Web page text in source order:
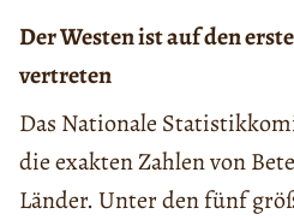
Der Westen ist auf den
vertreten
Das Nationale
die exakten Zahlen von
Länder. Unter den fünf